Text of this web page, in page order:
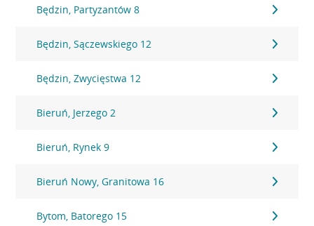
Będzin, Partyzantów 8
Będzin, Sączewskiego 12
Będzin, Zwycięstwa 12
Bieruń, Jerzego 2
Bieruń, Rynek 9
Bieruń Nowy, Granitowa 16
Bytom, Batorego 15